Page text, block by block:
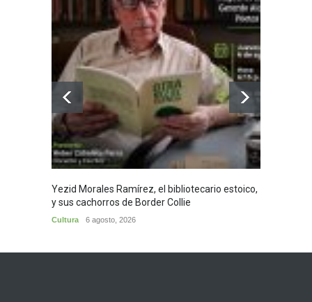
Yezid Morales Ramírez, el bibliotecario estoico,
y sus cachorros de Border Collie
Cultura 6 agosto, 2026